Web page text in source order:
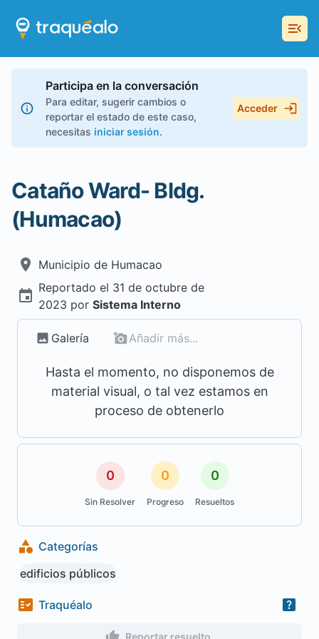
Participa en la conversación
Para editar, sugerir cambios o
reportar el estado de este caso,
necesitas iniciar sesión.
Acceder
Cataño Ward- Bldg.
(Humacao)
Municipio de Humacao
Reportado el 31 de octubre de
2023 por Sistema Interno
Galería Añadir más...
Hasta el momento, no disponemos de
material visual, o tal vez estamos en
proceso de obtenerlo
0
Sin Resolver
0
Progreso
0
Resueltos
Categorías
edificios públicos
Traquéalo
Reportar resuelto